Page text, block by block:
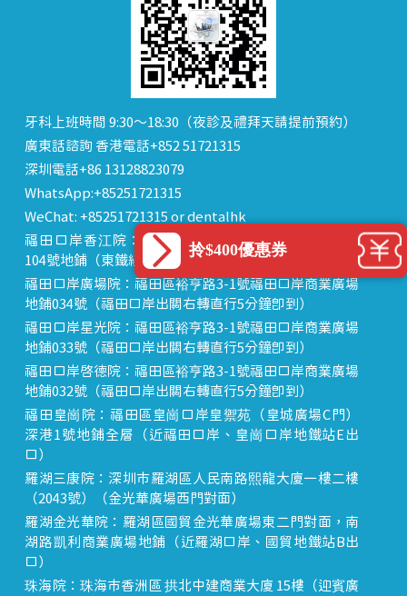
牙科上班時間 9:30～18:30（夜診及禮拜天請提前預約）
廣東話諮詢 香港電話+852 51721315
深圳電話+86 13128823079
WhatsApp:+85251721315
WeChat: +85251721315 or dentalhk
福田口岸香江院：福田區福田口岸正對面，海悅華城
104號地鋪（東鐵線落馬洲站出關對面即到）
福田口岸廣場院：福田區裕亨路3-1號福田口岸商業廣場
地鋪034號（福田口岸出關右轉直行5分鐘即到）
福田口岸星光院：福田區裕亨路3-1號福田口岸商業廣場
地鋪033號（福田口岸出關右轉直行5分鐘即到）
福田口岸啟德院：福田區裕亨路3-1號福田口岸商業廣場
地鋪032號（福田口岸出關右轉直行5分鐘即到）
福田皇崗院：福田區皇崗口岸皇禦苑（皇城廣場C門）
深港1號地鋪全層（近福田口岸、皇崗口岸地鐵站E出
口）
羅湖三康院：深圳市羅湖區人民南路熙龍大廈一樓二樓
（2043號）（金光華廣場西門對面）
羅湖金光華院：羅湖區國貿金光華廣場東二門對面，南
湖路凱利商業廣場地鋪（近羅湖口岸、國貿地鐵站B出
口）
珠海院：珠海市香洲區 拱北中建商業大廈 15樓（迎賓廣
拎$400優惠券